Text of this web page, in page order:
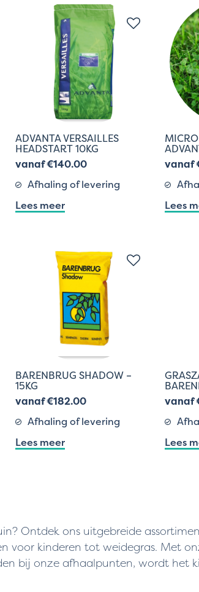
ADVANTA VERSAILLES
HEADSTART 10KG
vanaf €140.00
Afhaling of levering
Lees meer
vanaf
Lees
BARENBRUG SHADOW –
15KG
vanaf €182.00
Afhaling of levering
Lees meer
vanaf
Lees
Ontdek ons uitgebreide
voor kinderen tot weidegras. Met
bij onze afhaalpunten, wordt het